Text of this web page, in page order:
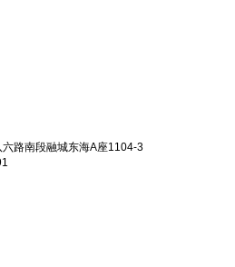
路南段融城东海A座1104-3